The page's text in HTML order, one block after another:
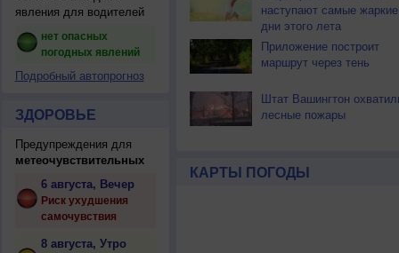
явления для водителей
нет опасных
погодных явлений
Подробный автопрогноз
ЗДОРОВЬЕ
Предупреждения для
метеочувствительных
6 августа, Вечер
Риск ухудшения
самочувствия
8 августа, Утро
наступают самые жаркие
дни этого лета
Приложение построит
маршрут через тень
Штат Вашингтон
лесные пожары
КАРТЫ ПОГОДЫ